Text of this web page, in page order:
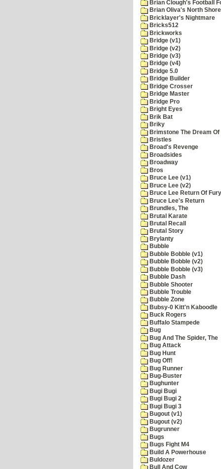
Brian Clough's Football
Brian Oliva's North
Bricklayer's Nightmare
Bricks512
Brickworks
Bridge (v1)
Bridge (v2)
Bridge (v3)
Bridge (v4)
Bridge 5.0
Bridge Builder
Bridge Crosser
Bridge Master
Bridge Pro
Bright Eyes
Brik Bat
Briky
Brimstone The Dream Of
Bristles
Broad's Revenge
Broadsides
Broadway
Bros
Bruce Lee (v1)
Bruce Lee (v2)
Bruce Lee Return Of Fury
Bruce Lee's Return
Brundles, The
Brutal Karate
Brutal Recall
Brutal Story
Brylanty
Bubble
Bubble Bobble (v1)
Bubble Bobble (v2)
Bubble Bobble (v3)
Bubble Dash
Bubble Shooter
Bubble Trouble
Bubble Zone
Bubsy-0 Kitt'n Kaboodle
Buck Rogers
Buffalo Stampede
Bug
Bug And The Spider, The
Bug Attack
Bug Hunt
Bug Off!
Bug Runner
Bug-Buster
Bughunter
Bugi Bugi
Bugi Bugi 2
Bugi Bugi 3
Bugout (v1)
Bugout (v2)
Bugrunner
Bugs
Bugs Fight M4
Build A Powerhouse
Buldozer
Bull And Cow